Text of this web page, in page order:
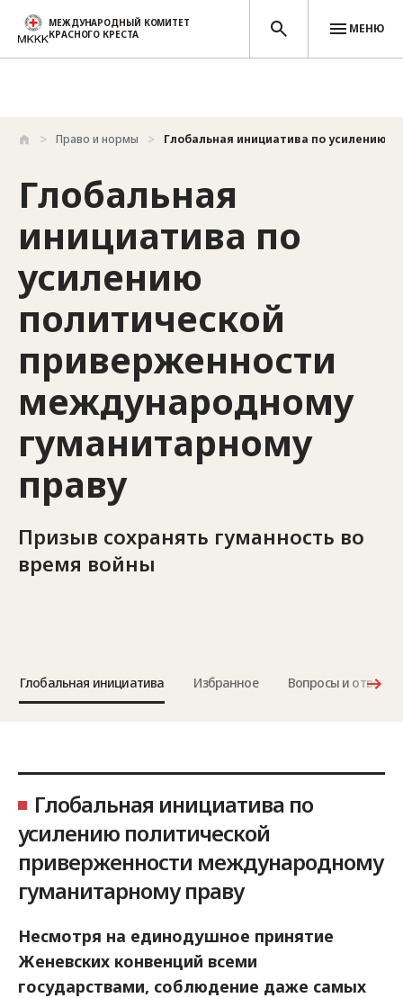
Перейти к основному содержанию
МЕЖДУНАРОДНЫЙ КОМИТЕТ
КРАСНОГО КРЕСТА
МЕНЮ
Право и нормы Глобальная инициатива по усилению
Глобальная
инициатива по
усилению
политической
приверженности
международному
гуманитарному
праву
Призыв сохранять гуманность во
время войны
Глобальная инициатива Избранное Вопросы и ответы
Глобальная инициатива по
усилению политической
приверженности международному
гуманитарному праву
Несмотря на единодушное принятие
Женевских конвенций всеми
государствами, соблюдение даже самых